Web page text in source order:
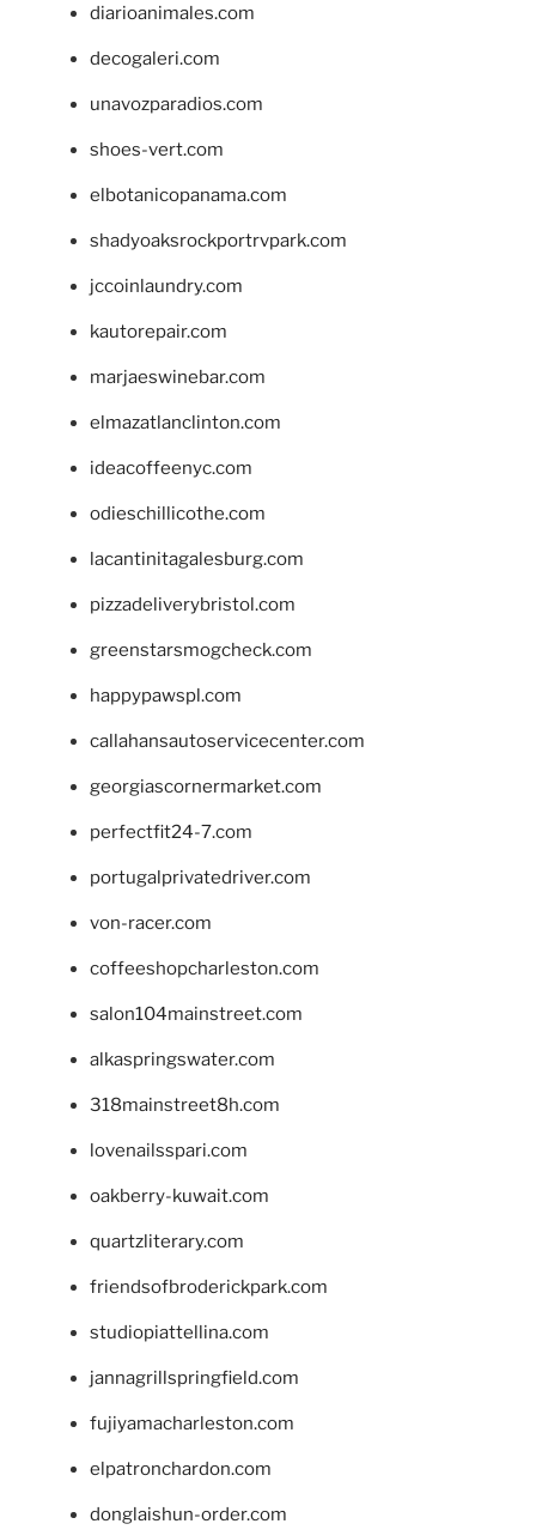
diarioanimales.com
decogaleri.com
unavozparadios.com
shoes-vert.com
elbotanicopanama.com
shadyoaksrockportrvpark.com
jccoinlaundry.com
kautorepair.com
marjaeswinebar.com
elmazatlanclinton.com
ideacoffeenyc.com
odieschillicothe.com
lacantinitagalesburg.com
pizzadeliverybristol.com
greenstarsmogcheck.com
happypawspl.com
callahansautoservicecenter.com
georgiascornermarket.com
perfectfit24-7.com
portugalprivatedriver.com
von-racer.com
coffeeshopcharleston.com
salon104mainstreet.com
alkaspringswater.com
318mainstreet8h.com
lovenailsspari.com
oakberry-kuwait.com
quartzliterary.com
friendsofbroderickpark.com
studiopiattellina.com
jannagrillspringfield.com
fujiyamacharleston.com
elpatronchardon.com
donglaishun-order.com